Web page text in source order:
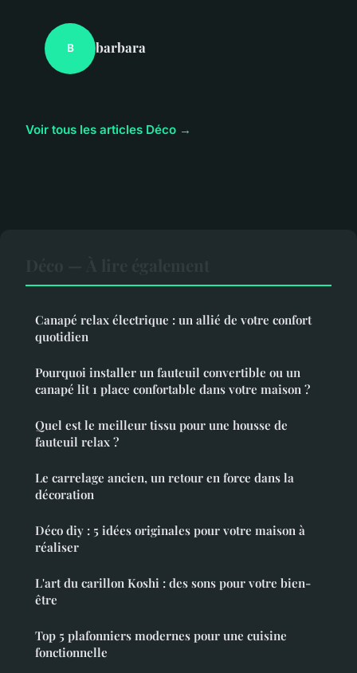
B barbara
Voir tous les articles Déco →
Canapé relax électrique : un allié de votre confort
quotidien
Pourquoi installer un fauteuil convertible ou un
canapé lit 1 place confortable dans votre maison ?
Quel est le meilleur tissu pour une housse de
fauteuil relax ?
Le carrelage ancien, un retour en force dans la
décoration
Déco diy : 5 idées originales pour votre maison à
réaliser
L'art du carillon Koshi : des sons pour votre bien-
être
Top 5 plafonniers modernes pour une cuisine
fonctionnelle